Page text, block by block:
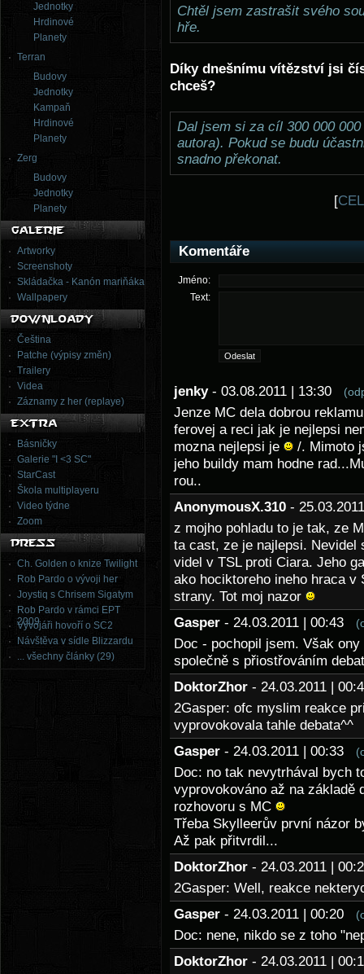
Jednotky
Hrdinové
Planety
Terran
Budovy
Jednotky
Kampaň
Hrdinové
Planety
Zerg
Budovy
Jednotky
Planety
Artworky
Screenshoty
Skládačka - Kanón mariňáka
Wallpapery
Čeština
Patche (výpisy změn)
Trailery
Videa
Záznamy z her (replaye)
Básničky
Galerie "I <3 SC"
StarCast
Škola multiplayeru
Video týdne
Zoom
Ch. Golden o knize Twilight
Rob Pardo o vývoji her
Joystiq s Chrisem Sigatym
Rob Pardo v rámci EPT
2009
Vývojáři hovoří o SC2
Návštěva v sídle Blizzardu
... všechny články (29)
Chtěl jsem zastrašit svého
hře.
Díky dnešnímu vítězství jsi
chceš?
Dal jsem si za cíl 300 000
autora). Pokud se budu
snadno překonat.
[
Komentáře
Jméno:
Text:
jenky - 03.08.2011 | 13:30
Jenze MC dela dobrou
ferovej a reci jak je nejlepsi
mozna nejlepsi je
/. Mimoto
jeho buildy mam hodne
rou..
AnonymousX.310 -
z mojho pohladu to je tak, ze
ta cast, ze je najlepsi. Nevidel
videl v TSL proti Ciara. Jeho
ako hociktoreho ineho hraca
strany. Tot moj nazor
Gasper - 24.03.2011 | 00:43
Doc - pochopil jsem. Však
společně s přiostřováním
DoktorZhor - 24.03.2011 |
2Gasper: ofc myslim reakce
vyprovokovala tahle debata^^
Gasper - 24.03.2011 | 00:33
Doc: no tak nevytrhával bych
vyprovokováno až na základě
rozhovoru s MC
Třeba Skylleerův první názor
Až pak přitvrdil...
DoktorZhor - 24.03.2011 |
2Gasper: Well, reakce
Gasper - 24.03.2011 | 00:20
Doc: nene, nikdo se z toho
DoktorZhor - 24.03.2011 |